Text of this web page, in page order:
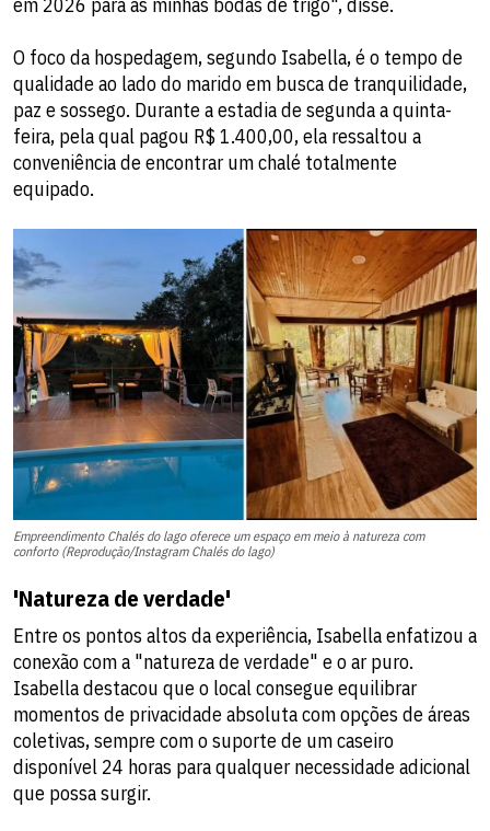
em 2026 para as minhas bodas de trigo", disse.
O foco da hospedagem, segundo Isabella, é o tempo de
qualidade ao lado do marido em busca de tranquilidade,
paz e sossego. Durante a estadia de segunda a quinta-
feira, pela qual pagou R$ 1.400,00, ela ressaltou a
conveniência de encontrar um chalé totalmente
equipado.
Empreendimento Chalés do lago oferece um espaço em meio à natureza com
conforto (Reprodução/Instagram Chalés do lago)
'Natureza de verdade'
Entre os pontos altos da experiência, Isabella enfatizou a
conexão com a "natureza de verdade" e o ar puro.
Isabella destacou que o local consegue equilibrar
momentos de privacidade absoluta com opções de áreas
coletivas, sempre com o suporte de um caseiro
disponível 24 horas para qualquer necessidade adicional
que possa surgir.